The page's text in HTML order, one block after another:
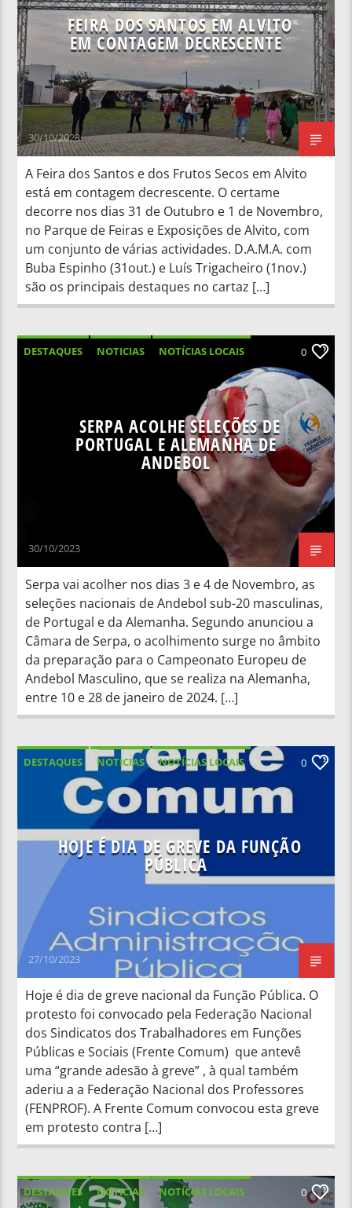
FEIRA DOS SANTOS EM ALVITO
EM CONTAGEM DECRESCENTE
30/10/2023
A Feira dos Santos e dos Frutos Secos em Alvito
está em contagem decrescente. O certame
decorre nos dias 31 de Outubro e 1 de Novembro,
no Parque de Feiras e Exposições de Alvito, com
um conjunto de várias actividades. D.A.M.A. com
Buba Espinho (31out.) e Luís Trigacheiro (1nov.)
são os principais destaques no cartaz […]
DESTAQUES NOTICIAS
NOTÍCIAS LOCAIS
0
SERPA ACOLHE SELEÇÕES DE
PORTUGAL E ALEMANHA DE
ANDEBOL
30/10/2023
Serpa vai acolher nos dias 3 e 4 de Novembro, as
seleções nacionais de Andebol sub-20 masculinas,
de Portugal e da Alemanha. Segundo anunciou a
Câmara de Serpa, o acolhimento surge no âmbito
da preparação para o Campeonato Europeu de
Andebol Masculino, que se realiza na Alemanha,
entre 10 e 28 de janeiro de 2024. […]
DESTAQUES NOTICIAS
NOTÍCIAS LOCAIS
NOTÍCIAS NACIONAIS
0
HOJE É DIA DE GREVE DA FUNÇÃO
PÚBLICA
27/10/2023
Hoje é dia de greve nacional da Função Pública. O
protesto foi convocado pela Federação Nacional
dos Sindicatos dos Trabalhadores em Funções
Públicas e Sociais (Frente Comum) que antevê
uma “grande adesão à greve” , à qual também
aderiu a a Federação Nacional dos Professores
(FENPROF). A Frente Comum convocou esta greve
em protesto contra […]
DESTAQUES NOTICIAS
NOTÍCIAS LOCAIS
0